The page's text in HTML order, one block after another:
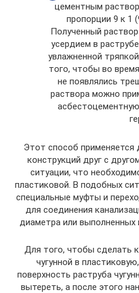
цементным
пропорции 9 к 1
Полученный
усердием в
увлажненной
того, чтобы во
не появлялись
раствора можно
Этот способ применяется
конструкций друг с
ситуации, что
пластиковой. В подобных
специальные муфты и
для соединения
диаметра или выполненных
Для того, чтобы сделать
чугунной в
поверхность раструба
вытереть, а после этого